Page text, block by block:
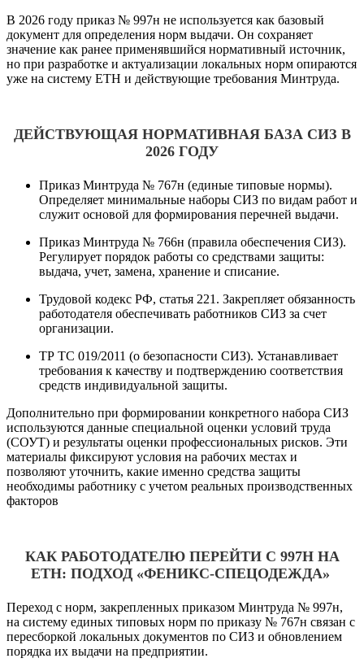
В 2026 году приказ № 997н не используется как базовый
документ для определения норм выдачи. Он сохраняет
значение как ранее применявшийся нормативный источник,
но при разработке и актуализации локальных норм опираются
уже на систему ЕТН и действующие требования Минтруда.
ДЕЙСТВУЮЩАЯ НОРМАТИВНАЯ БАЗА СИЗ В
2026 ГОДУ
Приказ Минтруда № 767н (единые типовые нормы).
Определяет минимальные наборы СИЗ по видам работ и
служит основой для формирования перечней выдачи.
Приказ Минтруда № 766н (правила обеспечения СИЗ).
Регулирует порядок работы со средствами защиты:
выдача, учет, замена, хранение и списание.
Трудовой кодекс РФ, статья 221. Закрепляет обязанность
работодателя обеспечивать работников СИЗ за счет
организации.
ТР ТС 019/2011 (о безопасности СИЗ). Устанавливает
требования к качеству и подтверждению соответствия
средств индивидуальной защиты.
Дополнительно при формировании конкретного набора СИЗ
используются данные специальной оценки условий труда
(СОУТ) и результаты оценки профессиональных рисков. Эти
материалы фиксируют условия на рабочих местах и
позволяют уточнить, какие именно средства защиты
необходимы работнику с учетом реальных производственных
факторов
КАК РАБОТОДАТЕЛЮ ПЕРЕЙТИ С 997Н НА
ЕТН: ПОДХОД «ФЕНИКС-СПЕЦОДЕЖДА»
Переход с норм, закрепленных приказом Минтруда № 997н,
на систему единых типовых норм по приказу № 767н связан с
пересборкой локальных документов по СИЗ и обновлением
порядка их выдачи на предприятии.